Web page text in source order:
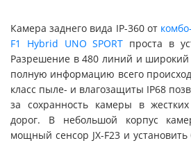
Отзывы
Поддержка
Камера заднего вида IP-360 от
F1 Hybrid UNO SPORT проста в
Разрешение в 480 линий и широкий
полную информацию всего
класс пыле- и влагозащиты IP68
за сохранность камеры в жестких
дорог. В небольшой корпус
мощный сенсор JX-F23 и